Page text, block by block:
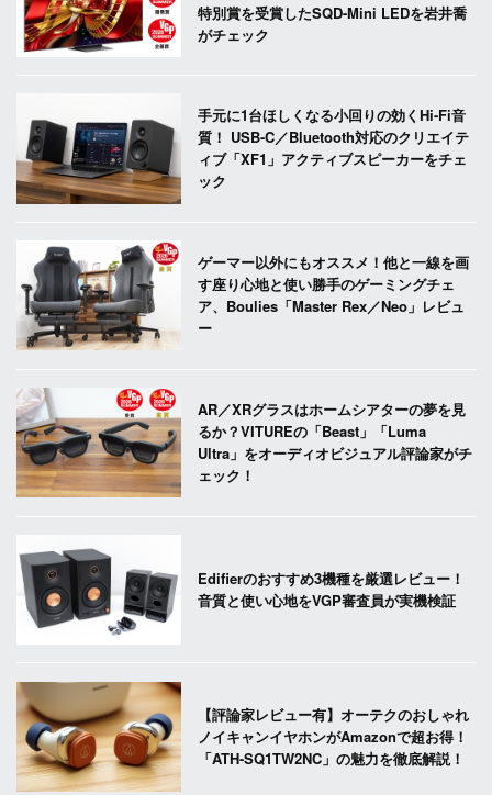
特別賞を受賞したSQD-Mini LEDを岩井喬
がチェック
手元に1台ほしくなる小回りの効くHi-Fi音
質！ USB-C／Bluetooth対応のクリエイテ
ィブ「XF1」アクティブスピーカーをチェ
ック
ゲーマー以外にもオススメ！他と一線を画
す座り心地と使い勝手のゲーミングチェ
ア、Boulies「Master Rex／Neo」レビュ
ー
AR／XRグラスはホームシアターの夢を見
るか？VITUREの「Beast」「Luma
Ultra」をオーディオビジュアル評論家がチ
ェック！
Edifierのおすすめ3機種を厳選レビュー！
音質と使い心地をVGP審査員が実機検証
【評論家レビュー有】オーテクのおしゃれ
ノイキャンイヤホンがAmazonで超お得！
「ATH-SQ1TW2NC」の魅力を徹底解説！